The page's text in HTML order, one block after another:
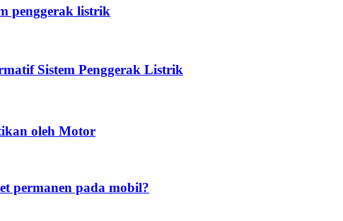
penggerak listrik
Sistem Penggerak Listrik
oleh Motor
permanen pada mobil?